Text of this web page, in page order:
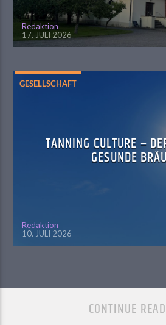
Redaktion
17. JULI 2026
GESELLSCHAFT
TANNING CULTURE –
GESUNDE
Redaktion
10. JULI 2026
CONTINUE